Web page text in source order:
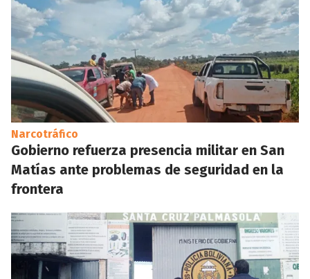
Narcotráfico
Gobierno refuerza presencia militar en San
Matías ante problemas de seguridad en la
frontera